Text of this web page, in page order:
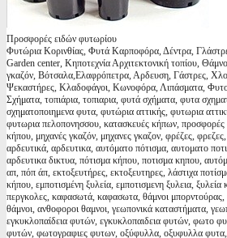
Προσφορές ειδών φυτωρίου
Φυτώρια Κορινθίας, Φυτά Καρποφόρα, Δέντρα,
Garden center, Κηποτεχνία Αρχιτεκτονική τοπίου,
γκαζόν, Βότσαλα,Ελαφρόπετρα, Αρδευση, Γάστρες,
Ψεκαστήρες, Κλαδοφάγοι, Κωνοφόρα, Λιπάσματα,
Σχήματα, τοπιάρια, τοπιαρια, φυτά σχήματα, φυτα
σχηματοποιημενα φυτα, φυτώρια αττικής, φυτωρια
φυτωρια πελοπονησσου, κατασκευές κήπων,
κήπου, μηχανές γκαζόν, μηχανες γκαζον, φρέζες,
αρδευτικά, αρδευτικα, αυτόματο πότισμα, αυτοματο
αρδευτικα δικτυα, πότισμα κήπου, ποτισμα κηπου,
απ, πόπ άπ, εκτοξευτήρες, εκτοξευτηρες, λάστιχα
κήπου, εμποτισμένη ξυλεία, εμποτισμενη ξυλεια,
περγκολες, καφασωτά, καφασωτα, θάμνοι μπορντούρας,
θάμνοι, ανθοφοροι θαμνοι, γεωπονικά καταστήματα,
εγκυκλοπαίδεια φυτών, εγκυκλοπαιδεια φυτών, φωτο
φυτών, φωτογραφιες φυτων, οξύφυλλα, οξυφυλλα